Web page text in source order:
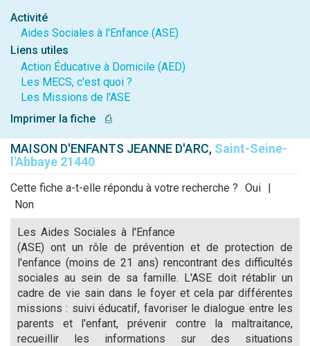
Activité
Aides Sociales à l'Enfance (ASE)
Liens utiles
Action Éducative à Domicile (AED)
Les MECS, c'est quoi ?
Les Missions de l'ASE
Imprimer la fiche
⎙
MAISON D'ENFANTS JEANNE D'ARC, Saint-Seine-
l'Abbaye 21440
Cette fiche a-t-elle répondu à votre recherche ? Oui |
Non
Les Aides Sociales à l'Enfance
(ASE) ont un rôle de prévention et de protection de
l'enfance (moins de 21 ans) rencontrant des difficultés
sociales au sein de sa famille. L'ASE doit rétablir un
cadre de vie sain dans le foyer et cela par différentes
missions : suivi éducatif, favoriser le dialogue entre les
parents et l'enfant, prévenir contre la maltraitance,
recueillir les informations sur des situations